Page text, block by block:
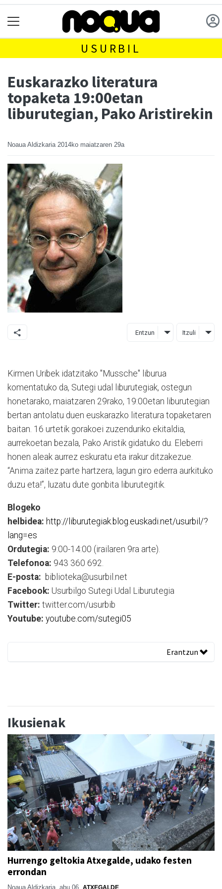
USURBIL
Euskarazko literatura
topaketa 19:00etan
liburutegian, Pako Aristirekin
Noaua Aldizkaria 2014ko maiatzaren 29a
Entzun Itzuli
Kirmen Uribek idatzitako "Mussche" liburua
komentatuko da, Sutegi udal liburutegiak, ostegun
honetarako, maiatzaren 29rako, 19:00etan liburutegian
bertan antolatu duen euskarazko literatura topaketaren
baitan. 16 urtetik gorakoei zuzenduriko ekitaldia,
aurrekoetan bezala, Pako Aristik gidatuko du. Eleberri
honen aleak aurrez eskuratu eta irakur ditzakezue.
“Anima zaitez parte hartzera, lagun giro ederra aurkituko
duzu eta!”, luzatu dute gonbita liburutegitik.
Blogeko
helbidea: http://liburutegiak.blog.euskadi.net/usurbil/?
lang=es
Ordutegia: 9:00-14:00 (irailaren 9ra arte).
Telefonoa: 943 360 692.
E-posta: biblioteka@usurbil.net
Facebook: Usurbilgo Sutegi Udal Liburutegia
Twitter: twitter.com/usurbib
Youtube: youtube.com/sutegi05
Erantzun
Ikusienak
Hurrengo geltokia Atxegalde, udako festen
errondan
Noaua Aldizkaria abu 06